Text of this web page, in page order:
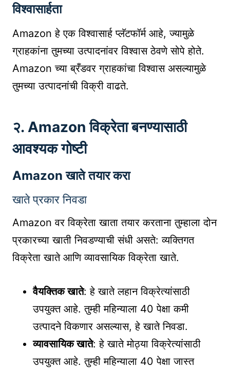
विश्वासार्हता
Amazon हे एक विश्वासार्ह प्लॅटफॉर्म आहे, ज्यामुळे
ग्राहकांना तुमच्या उत्पादनांवर विश्वास ठेवणे सोपे होते.
Amazon च्या ब्रँडवर ग्राहकांचा विश्वास असल्यामुळे
तुमच्या उत्पादनांची विक्री वाढते.
२. Amazon विक्रेता बनण्यासाठी
आवश्यक गोष्टी
Amazon खाते तयार करा
खाते प्रकार निवडा
Amazon वर विक्रेता खाता तयार करताना तुम्हाला दोन
प्रकारच्या खाती निवडण्याची संधी असते: व्यक्तिगत
विक्रेता खाते आणि व्यावसायिक विक्रेता खाते.
वैयक्तिक खाते: हे खाते लहान विक्रेत्यांसाठी
उपयुक्त आहे. तुम्ही महिन्याला 40 पेक्षा कमी
उत्पादने विकणार असल्यास, हे खाते निवडा.
व्यावसायिक खाते: हे खाते मोठ्या विक्रेत्यांसाठी
उपयुक्त आहे. तुम्ही महिन्याला 40 पेक्षा जास्त